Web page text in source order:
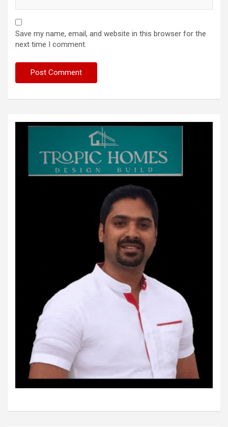
Save my name, email, and website in this browser for the
next time I comment.